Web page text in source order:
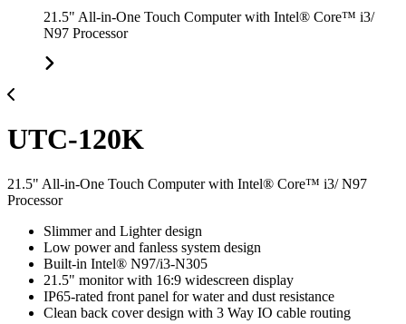
21.5" All-in-One Touch Computer with Intel® Core™ i3/
N97 Processor
UTC-120K
21.5" All-in-One Touch Computer with Intel® Core™ i3/ N97
Processor
Slimmer and Lighter design
Low power and fanless system design
Built-in Intel® N97/i3-N305
21.5" monitor with 16:9 widescreen display
IP65-rated front panel for water and dust resistance
Clean back cover design with 3 Way IO cable routing